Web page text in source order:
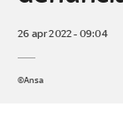
26 apr 2022 - 09:04
©Ansa